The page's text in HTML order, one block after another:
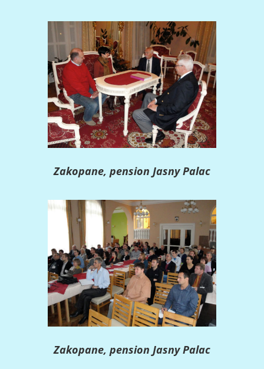
Zakopane, pension Jasny Palac
Zakopane, pension Jasny Palac